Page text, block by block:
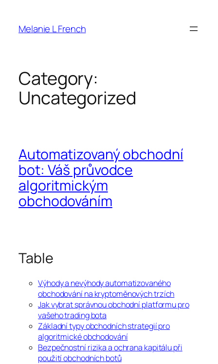
content
Melanie L French
Category:
Uncategorized
Automatizovaný obchodní
bot: Váš průvodce
algoritmickým
obchodováním
Table
Výhody a nevýhody automatizovaného
obchodování na kryptoměnových trzích
Jak vybrat správnou obchodní platformu pro
vašeho trading bota
Základní typy obchodních strategií pro
algoritmické obchodování
Bezpečnostní rizika a ochrana kapitálu při
použití obchodních botů